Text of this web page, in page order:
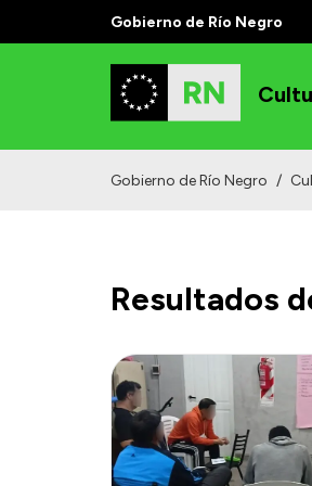
Gobierno de Río Negro
Gobierno de Río Negro /
Resultados